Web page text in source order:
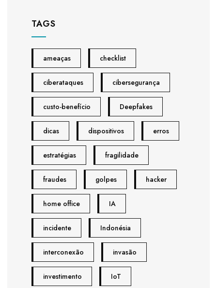
TAGS
ameaças checklist
ciberataques cibersegurança
custo-benefício Deepfakes
dicas dispositivos erros
estratégias fragilidade
fraudes golpes hacker
home office IA
incidente Indonésia
interconexão invasão
investimento IoT